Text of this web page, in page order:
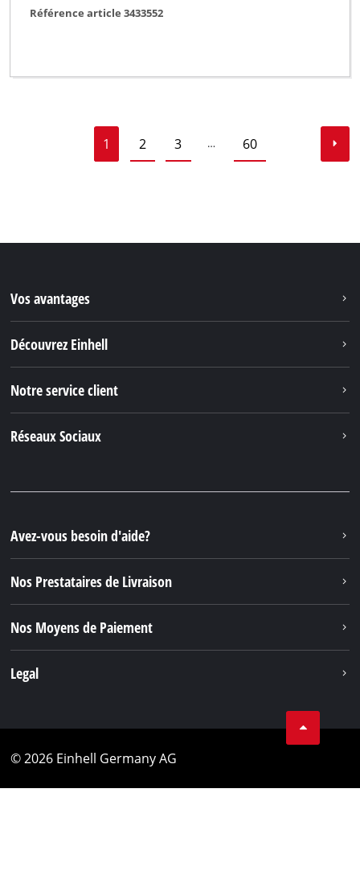
Référence article 3433552
1 2 3 … 60
Vos avantages
Découvrez Einhell
Notre service client
Réseaux Sociaux
Avez-vous besoin d'aide?
Nos Prestataires de Livraison
Nos Moyens de Paiement
Legal
© 2026 Einhell Germany AG